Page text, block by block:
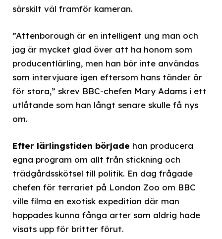
särskilt väl framför kameran.
”Attenborough är en intelligent ung man och
jag är mycket glad över att ha honom som
producentlärling, men han bör inte användas
som intervjuare igen eftersom hans tänder är
för stora,” skrev BBC-chefen Mary Adams i ett
utlåtande som han långt senare skulle få nys
om.
Efter lärlingstiden började han producera
egna program om allt från stickning och
trädgårdsskötsel till politik. En dag frågade
chefen för terrariet på London Zoo om BBC
ville filma en exotisk expedition där man
hoppades kunna fånga arter som aldrig hade
visats upp för britter förut.